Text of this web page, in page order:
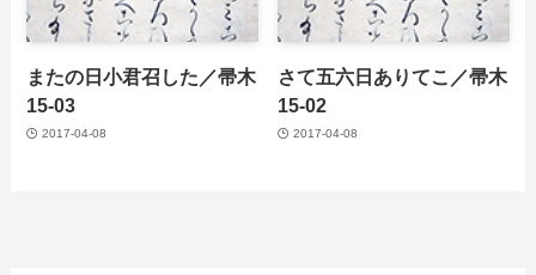
またの日小君召した／帚木
15-03
2017-04-08
さて五六日ありてこ／帚木
15-02
2017-04-08